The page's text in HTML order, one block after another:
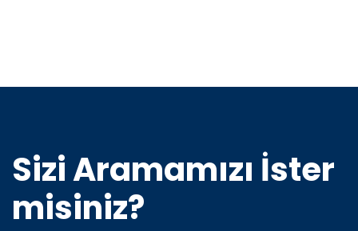
Sizi Aramamızı İster
misiniz?